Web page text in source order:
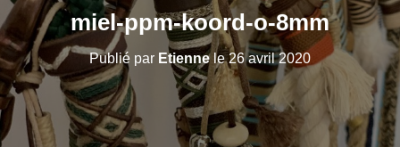
A
N
I
G
A
T
miel-ppm-koord-o-8mm
Publié par Etiennele26 avril 2020